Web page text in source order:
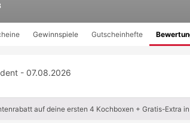
Gewinnspiele Gutscheinhefte
- 07.08.2026
auf deine ersten 4 Kochboxen + Gratis-Extra